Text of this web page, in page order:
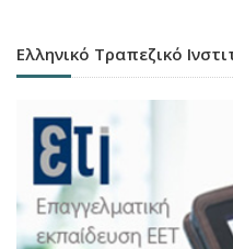
Ελληνικό Τραπεζικό